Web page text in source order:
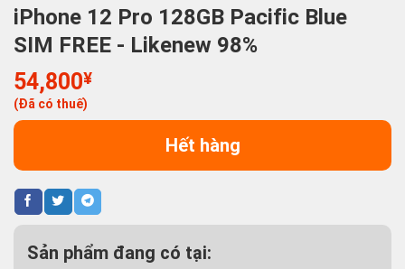
iPhone 12 Pro 128GB Pacific Blue
SIM FREE - Likenew 98%
54,800¥
(Đã có thuế)
Hết hàng
Sản phẩm đang có tại: